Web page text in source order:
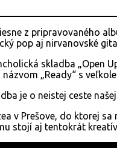
z pripravovaného
pop aj nirvanovské
skladba „Open
„Ready“ s
je o neistej ceste
v Prešove, do ktorej
stojí aj tentokrát